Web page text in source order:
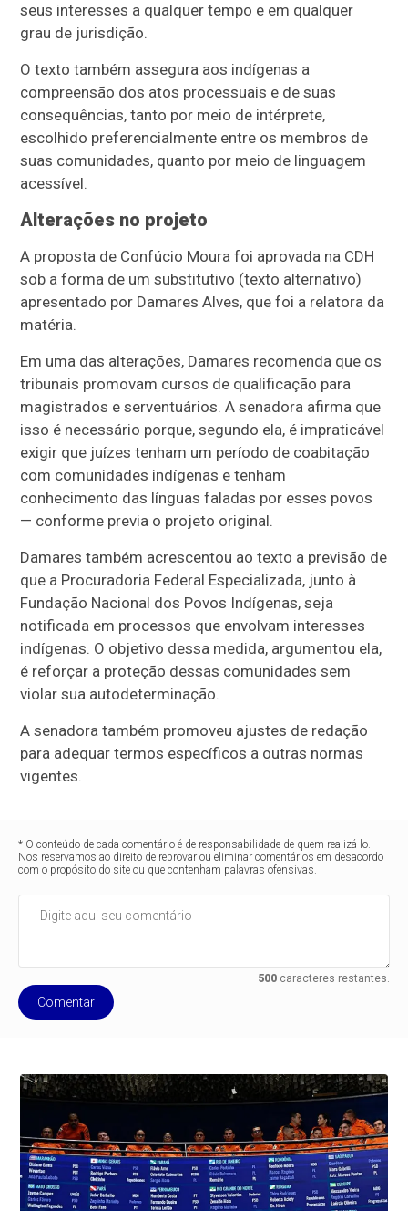
seus interesses a qualquer tempo e em qualquer
grau de jurisdição.
O texto também assegura aos indígenas a
compreensão dos atos processuais e de suas
consequências, tanto por meio de intérprete,
escolhido preferencialmente entre os membros de
suas comunidades, quanto por meio de linguagem
acessível.
Alterações no projeto
A proposta de Confúcio Moura foi aprovada na CDH
sob a forma de um substitutivo (texto alternativo)
apresentado por Damares Alves, que foi a relatora da
matéria.
Em uma das alterações, Damares recomenda que os
tribunais promovam cursos de qualificação para
magistrados e serventuários. A senadora afirma que
isso é necessário porque, segundo ela, é impraticável
exigir que juízes tenham um período de coabitação
com comunidades indígenas e tenham
conhecimento das línguas faladas por esses povos
— conforme previa o projeto original.
Damares também acrescentou ao texto a previsão de
que a Procuradoria Federal Especializada, junto à
Fundação Nacional dos Povos Indígenas, seja
notificada em processos que envolvam interesses
indígenas. O objetivo dessa medida, argumentou ela,
é reforçar a proteção dessas comunidades sem
violar sua autodeterminação.
A senadora também promoveu ajustes de redação
para adequar termos específicos a outras normas
vigentes.
* O conteúdo de cada comentário é de responsabilidade de quem realizá-lo.
Nos reservamos ao direito de reprovar ou eliminar comentários em desacordo
com o propósito do site ou que contenham palavras ofensivas.
500caracteres restantes.
Comentar